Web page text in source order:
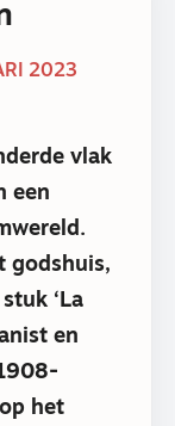
2023
vlak
een
godshuis,
‘La
en
het